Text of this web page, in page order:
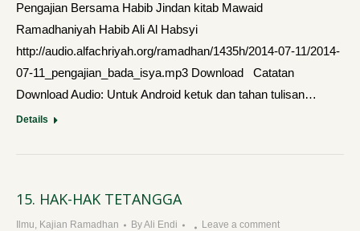
Pengajian Bersama Habib Jindan kitab Mawaid
Ramadhaniyah Habib Ali Al Habsyi
http://audio.alfachriyah.org/ramadhan/1435h/2014-07-11/2014-
07-11_pengajian_bada_isya.mp3 Download Catatan
Download Audio: Untuk Android ketuk dan tahan tulisan…
Details
15. HAK-HAK TETANGGA
Ilmu, Kajian Ramadhan ByAli Endi Leave a comment